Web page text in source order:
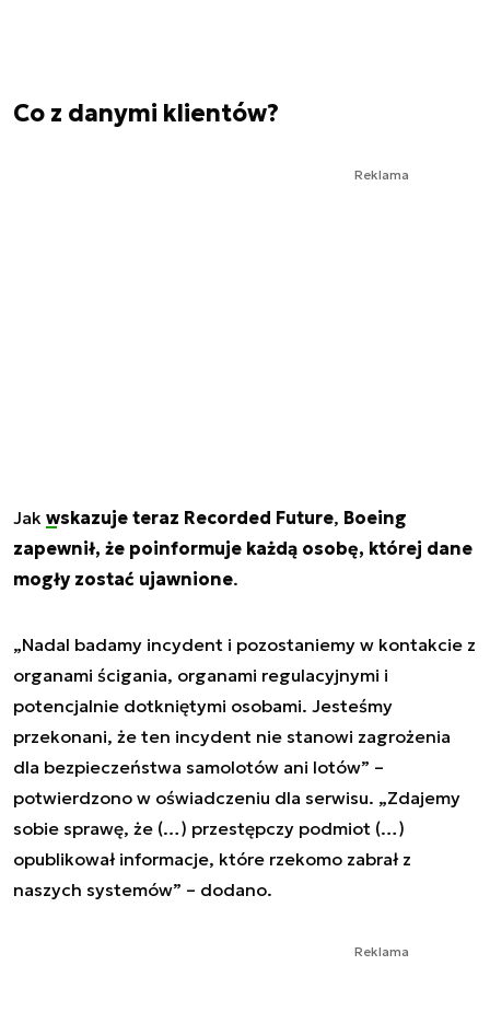
Co z danymi klientów?
Reklama
Jak wskazuje teraz Recorded Future, Boeing
zapewnił, że poinformuje każdą osobę, której dane
mogły zostać ujawnione.
„Nadal badamy incydent i pozostaniemy w kontakcie z
organami ścigania, organami regulacyjnymi i
potencjalnie dotkniętymi osobami. Jesteśmy
przekonani, że ten incydent nie stanowi zagrożenia
dla bezpieczeństwa samolotów ani lotów” –
potwierdzono w oświadczeniu dla serwisu. „Zdajemy
sobie sprawę, że (…) przestępczy podmiot (…)
opublikował informacje, które rzekomo zabrał z
naszych systemów” – dodano.
Reklama